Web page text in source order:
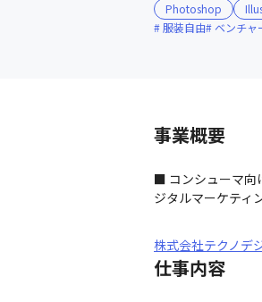
Photoshop
服装自由
ベンチャ
事業概要
■ コンシューマ向
ジタルマーケティ
株式会社テクノデ
仕事内容